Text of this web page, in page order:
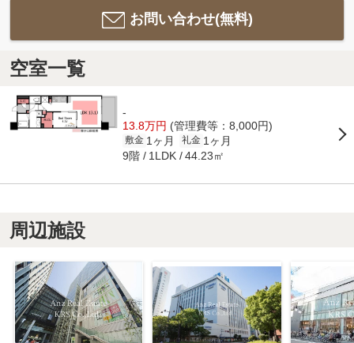
お問い合わせ(無料)
空室一覧
-
13.8万円 (管理費等：8,000円)
敷金 1ヶ月 礼金 1ヶ月
9階 1LDK 44.23㎡
周辺施設